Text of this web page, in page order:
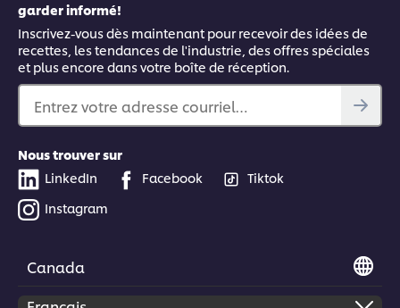
garder informé!
Inscrivez-vous dès maintenant pour recevoir des idées de
recettes, les tendances de l'industrie, des offres spéciales
et plus encore dans votre boîte de réception.
Entrez votre adresse courriel…
Nous trouver sur
LinkedIn
Facebook
Tiktok
Instagram
Canada